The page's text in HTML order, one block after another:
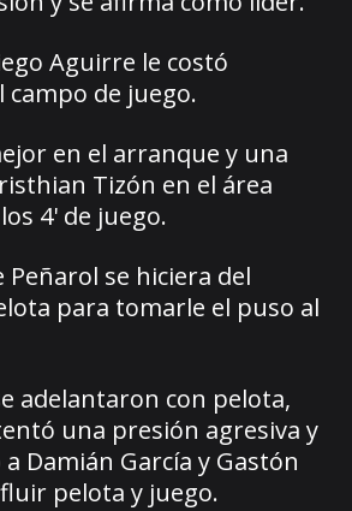
Aguirre le costó
campo de juego.
en el arranque y una
Tizón en el área
4' de juego.
Peñarol se hiciera del
para tomarle el puso al
adelantaron con pelota,
una presión agresiva y
Damián García y Gastón
pelota y juego.